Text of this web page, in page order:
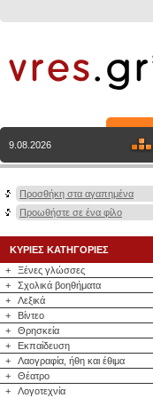
9.08.2026
Προσθήκη στα αγαπημένα
Προωθήστε σε ένα φίλο
ΚΥΡΙΕΣ ΚΑΤΗΓΟΡΙΕΣ
+
Ξένες γλώσσες
+
Σχολικά βοηθήματα
+
Λεξικά
+
Βίντεο
+
Θρησκεία
+
Εκπαίδευση
+
Λαογραφία, ήθη και έθιμα
+
Θέατρο
+
Λογοτεχνία